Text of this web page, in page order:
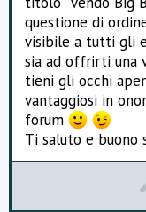
questione di
visibile a tutti gli
sia ad offrirti una
tieni gli occhi
vantaggiosi in
forum
Ti saluto e buono